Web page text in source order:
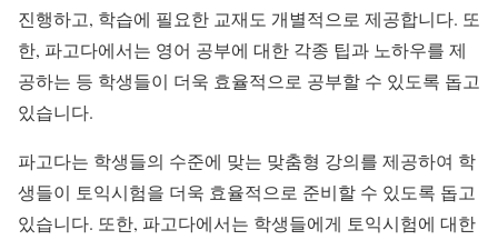
진행하고, 학습에 필요한 교재도 개별적으로 제공합니다. 또
한, 파고다에서는 영어 공부에 대한 각종 팁과 노하우를 제
공하는 등 학생들이 더욱 효율적으로 공부할 수 있도록 돕고
있습니다.
파고다는 학생들의 수준에 맞는 맞춤형 강의를 제공하여 학
생들이 토익시험을 더욱 효율적으로 준비할 수 있도록 돕고
있습니다. 또한, 파고다에서는 학생들에게 토익시험에 대한